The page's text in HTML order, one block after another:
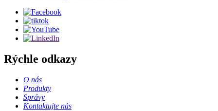
Rýchle odkazy
O nás
Produkty
Správy
Kontaktujte nás